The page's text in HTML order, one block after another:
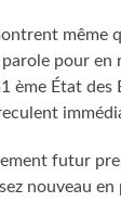
même
pour en
ème État des
futur
nouveau en